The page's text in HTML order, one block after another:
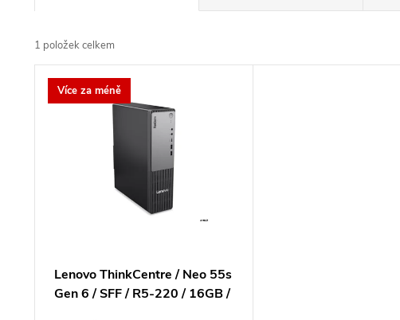
a
z
e
1 položek celkem
VVíce za méně
Lenovo ThinkCentre / Neo 55s
Gen 6 / SFF / R5-220 / 16GB /